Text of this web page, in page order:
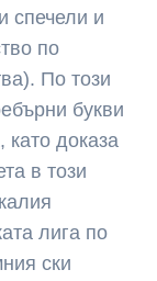
спечели и
по
По този
букви
като доказа
в този
лига по
ски